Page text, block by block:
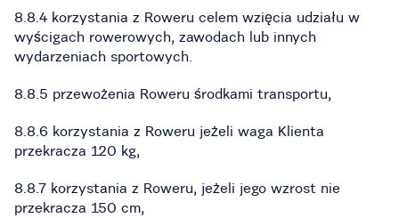
8.8.4 korzystania z Roweru celem wzięcia udziału w
wyścigach rowerowych, zawodach lub innych
wydarzeniach sportowych.
8.8.5 przewożenia Roweru środkami transportu,
8.8.6 korzystania z Roweru jeżeli waga Klienta
przekracza 120 kg,
8.8.7 korzystania z Roweru, jeżeli jego wzrost nie
przekracza 150 cm,